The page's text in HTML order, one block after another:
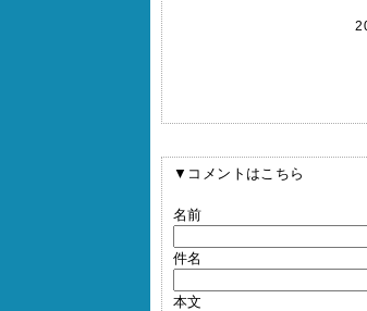
▼コメントはこちら
名前
件名
本文